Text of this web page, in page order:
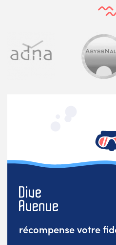
récompense votre